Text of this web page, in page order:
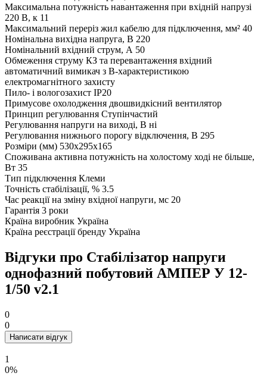
Максимальна потужність навантаження при вхідній напрузі
220 В, к 11
Максимальний переріз жил кабелю для підключення, мм² 40
Номінальна вихідна напруга, В 220
Номінальний вхідний струм, А 50
Обмеження струму КЗ та перевантаження вхідний
автоматичний вимикач з B-характеристикою
електромагнітного захисту
Пило- і вологозахист IP20
Примусове охолодження двошвидкісний вентилятор
Принцип регулювання Ступінчастий
Регулювання напруги на виході, В ні
Регулювання нижнього порогу відключення, В 295
Розміри (мм) 530x295x165
Споживана активна потужність на холостому ході не більше,
Вт 35
Тип підключення Клеми
Точність стабілізації, % 3.5
Час реакції на зміну вхідної напруги, мс 20
Гарантія 3 роки
Країна виробник Україна
Країна реєстрації бренду Україна
Відгуки про Стабілізатор напруги
однофазний побутовий АМПЕР У 12-
1/50 v2.1
0
0
Написати відгук
1
0%